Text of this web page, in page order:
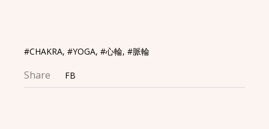
#CHAKRA,#YOGA,#心輪,#脈輪
Share FB